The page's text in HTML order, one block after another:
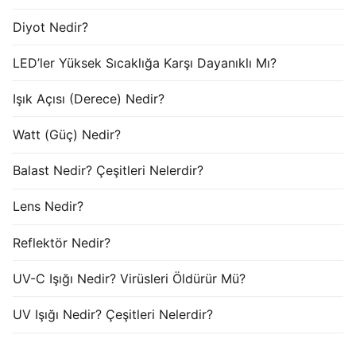
Diyot Nedir?
LED’ler Yüksek Sıcaklığa Karşı Dayanıklı Mı?
Işık Açısı (Derece) Nedir?
Watt (Güç) Nedir?
Balast Nedir? Çeşitleri Nelerdir?
Lens Nedir?
Reflektör Nedir?
UV-C Işığı Nedir? Virüsleri Öldürür Mü?
UV Işığı Nedir? Çeşitleri Nelerdir?